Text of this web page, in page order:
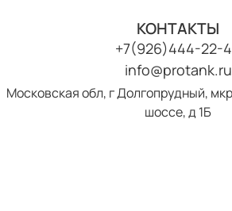
КОНТАКТЫ
+7(926)444-22-
info@protank.ru
Московская обл, г Долгопрудный,
шоссе, д 1Б